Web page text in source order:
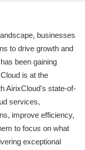
businesses
to drive growth and
been gaining
is at the
AirixCloud's state-of-
services,
improve efficiency,
to focus on what
exceptional